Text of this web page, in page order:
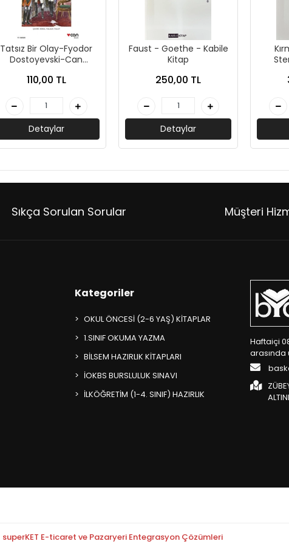
Tatsız Bir Olay-Fyodor
Dostoyevski-Can
110,00 TL
Detaylar
Faust - Goethe - Kabile
Kitap
250,00 TL
Detaylar
Sıkça Sorulan Sorular Müşteri
Kategoriler
OKUL ÖNCESİ (2-6 YAŞ) KİTAPLAR
1.SINIF OKUMA YAZMA
BİLSEM HAZIRLIK KİTAPLARI
İOKBS BURSLULUK SINAVI
İLKÖĞRETİM (1-4. SINIF) HAZIRLIK
Haftaiçi
arasında
superKET E-ticaret ve Pazaryeri Entegrasyon Çözümleri